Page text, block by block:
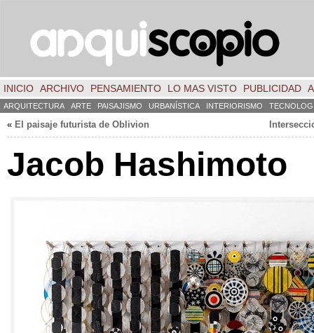
INICIO ARCHIVO PENSAMIENTO LO MAS VISTO PUBLICIDAD
ARQUITECTURA ARTE PAISAJISMO URBANÍSTICA INTERIORISMO
« El paisaje futurista de Oblivion
Jacob Hashimoto